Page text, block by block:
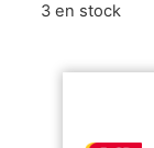
3 en stock